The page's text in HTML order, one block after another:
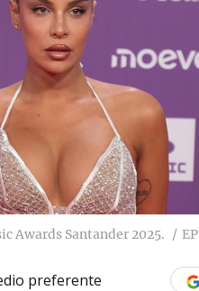
Awards Santander 2025. EP
preferente